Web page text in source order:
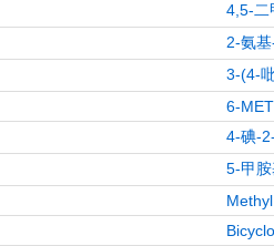
4,5-二
2-氨
3-(4-
6-
4-碘-
5-甲